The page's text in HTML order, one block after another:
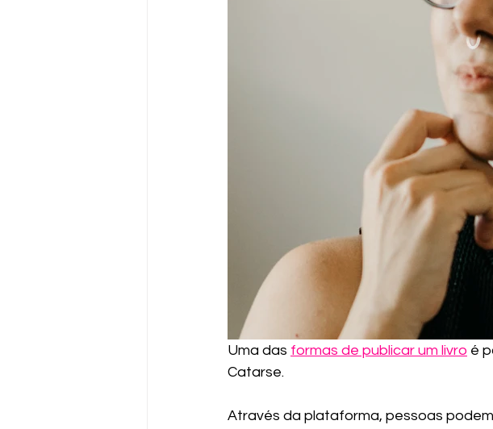
Uma das formas de publicar um livro é
Catarse.
Através da plataforma, pessoas